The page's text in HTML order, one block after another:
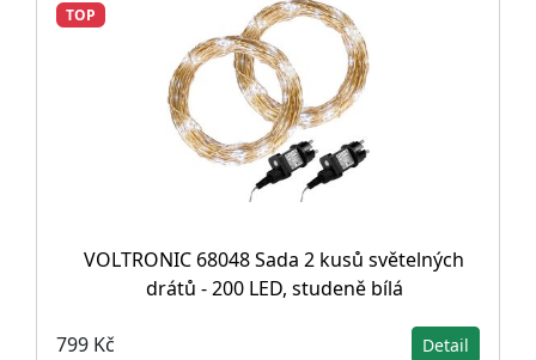
TOP
VOLTRONIC 68048 Sada 2 kusů světelných
drátů - 200 LED, studeně bílá
799 Kč Detail